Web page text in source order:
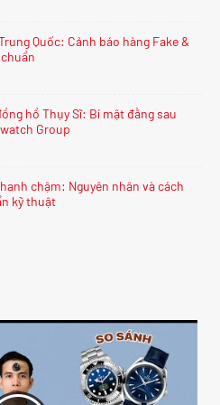
Quốc: Cảnh báo hàng Fake &
hồ Thụy Sĩ: Bí mật đằng sau
Group
chậm: Nguyên nhân và cách
kỹ thuật